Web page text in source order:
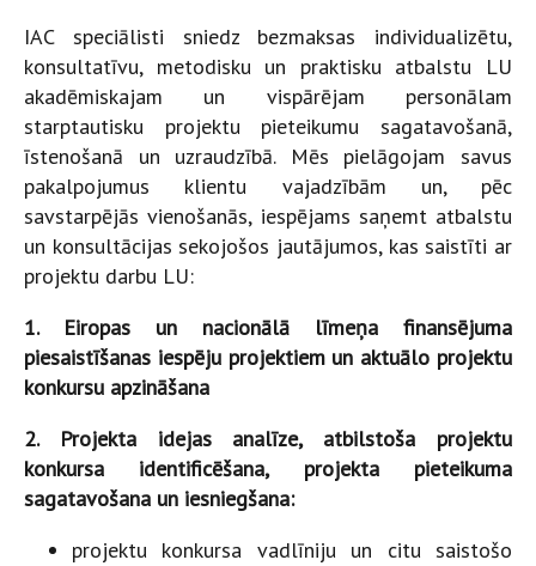
IAC speciālisti sniedz bezmaksas individualizētu,
konsultatīvu, metodisku un praktisku atbalstu LU
akadēmiskajam un vispārējam personālam
starptautisku projektu pieteikumu sagatavošanā,
īstenošanā un uzraudzībā. Mēs pielāgojam savus
pakalpojumus klientu vajadzībām un, pēc
savstarpējās vienošanās, iespējams saņemt atbalstu
un konsultācijas sekojošos jautājumos, kas saistīti ar
projektu darbu LU:
1. Eiropas un nacionālā līmeņa finansējuma
piesaistīšanas iespēju projektiem un aktuālo projektu
konkursu apzināšana
2. Projekta idejas analīze, atbilstoša projektu
konkursa identificēšana, projekta pieteikuma
sagatavošana un iesniegšana:
projektu konkursa vadlīniju un citu saistošo